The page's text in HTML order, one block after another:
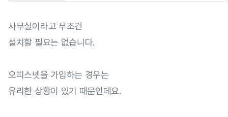
사무실이라고 무조건
설치할 필요는 없습니다.
오피스넷을 가입하는 경우는
유리한 상황이 있기 때문인데요.